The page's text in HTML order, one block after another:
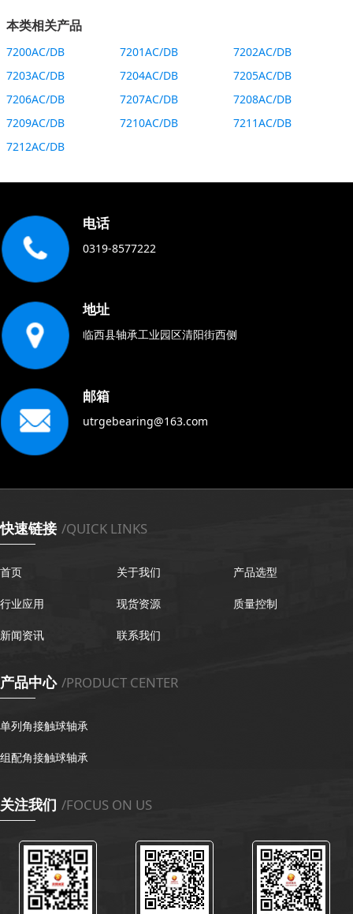
本类相关产品
7200AC/DB 7201AC/DB
7202AC/DB
7203AC/DB
7204AC/DB
7205AC/DB
7206AC/DB
7207AC/DB
7208AC/DB
7209AC/DB
7210AC/DB
7211AC/DB
7212AC/DB
电话
0319-8577222
地址
临西县轴承工业园区清阳街西侧
邮箱
utrgebearing@163.com
快速链接 /QUICK LINKS
首页 关于我们 产品选型
行业应用 现货资源 质量控制
新闻资讯 联系我们
产品中心 /PRODUCT CENTER
单列角接触球轴承
组配角接触球轴承
关注我们 /FOCUS ON US